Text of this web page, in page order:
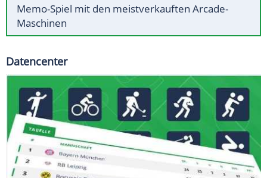
Memo-Spiel mit den meistverkauften Arcade-
Maschinen
Datencenter